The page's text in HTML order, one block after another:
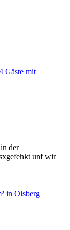
Gäste mit
der
unf wir
in Olsberg